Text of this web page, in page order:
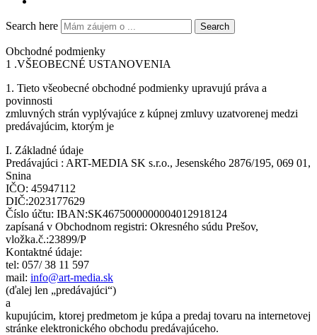
Search here Search
Obchodné podmienky
1 .VŠEOBECNÉ USTANOVENIA
1. Tieto všeobecné obchodné podmienky upravujú práva a
povinnosti
zmluvných strán vyplývajúce z kúpnej zmluvy uzatvorenej medzi
predávajúcim, ktorým je
I. Základné údaje
Predávajúci : ART-MEDIA SK s.r.o., Jesenského 2876/195, 069 01,
Snina
IČO: 45947112
DIČ:2023177629
Číslo účtu: IBAN:SK4675000000004012918124
zapísaná v Obchodnom registri: Okresného súdu Prešov,
vložka.č.:23899/P
Kontaktné údaje:
tel: 057/ 38 11 597
mail: info@art-media.sk
(ďalej len „predávajúci“)
a
kupujúcim, ktorej predmetom je kúpa a predaj tovaru na internetovej
stránke elektronického obchodu predávajúceho.